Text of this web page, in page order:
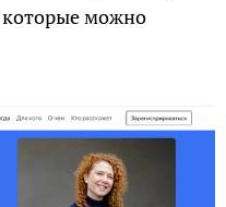
можно